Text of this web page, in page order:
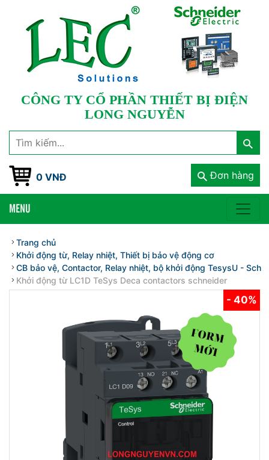
CÔNG TY CỔ PHẦN THIẾT BỊ ĐIỆN
LONG NGUYỄN
0 VNĐ Đơn hàng
MENU
Trang chủ
Khởi động từ, Relay nhiệt, Thiết bị bảo vệ động cơ
CB bảo vệ, Contactor, Relay nhiệt, bộ khởi động TesysU -
Khởi động từ LC1D TeSys Deca contactors schneider
- 40%